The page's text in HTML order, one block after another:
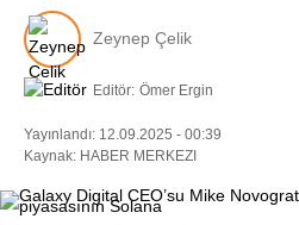
Zeynep Çelik
Editör: Ömer Ergin
Yayınlandı: 12.09.2025 - 00:39
Kaynak: HABER MERKEZI